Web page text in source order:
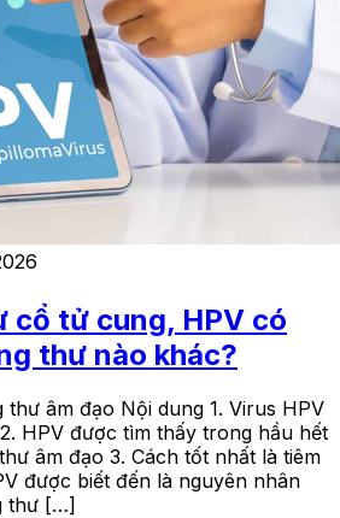
cổ tử cung, HPV có
thư nào khác?
thư âm đạo Nội dung 1. Virus HPV
HPV được tìm thấy trong hầu hết
âm đạo 3. Cách tốt nhất là tiêm
được biết đến là nguyên nhân
thư […]